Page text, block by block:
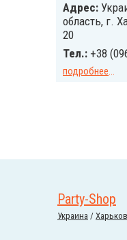
Адрес:
область, г.
20
Тел.: +38
подробнее...
Party-Shop
Украина /